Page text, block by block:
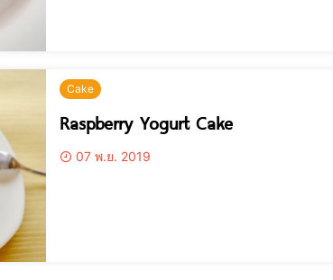
Cake
Raspberry Yogurt Cake
07 พ.ย. 2019